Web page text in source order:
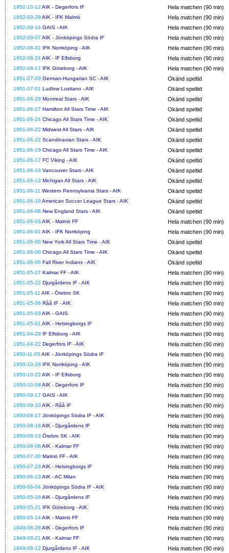
1952-10-12 AIK - Degerfors IF Hela matchen (90 min)
1952-09-28 AIK - IFK Malmö Hela matchen (90 min)
1952-09-14 GAIS - AIK Hela matchen (90 min)
1952-09-07 AIK - Jönköpings Södra IF Hela matchen (90 min)
1952-08-31 IFK Norrköping - AIK Hela matchen (90 min)
1952-08-24AIK - IF Elfsborg Hela matchen (90 min)
1952-08-17 IFK Göteborg - AIK Hela matchen (90 min)
1951-07-03 German-Hungarian SC - AIK Okänd speltid
1951-07-01 Ludlow Lusitano - AIK Okänd speltid
1951-06-29 Montreal Stars - AIK Okänd speltid
1951-06-27 Hamilton All Stars Time - AIK Okänd speltid
1951-06-24 Chicago All Stars Time - AIK Okänd speltid
1951-06-22 Midwest All Stars - AIK Okänd speltid
1951-06-22 Scandinavian Stars - AIK Okänd speltid
1951-06-19 Chicago All Stars Time - AIK Okänd speltid
1951-06-17 FC Viking - AIK Okänd speltid
1951-06-16 Vancouver Stars - AIK Okänd speltid
1951-06-13 Michigan All Stars - AIK Okänd speltid
1951-06-11 Western Pennsylvania Stars - AIK Okänd speltid
1951-06-10American Soccer League Stars - AIK Okänd speltid
1951-06-08 New England Stars - AIK Okänd speltid
1951-06-03 AIK - Malmö FF Hela matchen (90 min)
1951-06-01 AIK - IFK Norrköping Hela matchen (90 min)
1951-06-00 New York All Stars Time - AIK Okänd speltid
1951-06-00 Chicago All Stars Time - AIK Okänd speltid
1951-06-00 Fall River Indians - AIK Okänd speltid
1951-05-27 Kalmar FF - AIK Hela matchen (90 min)
1951-05-22 Djurgårdens IF - AIK Hela matchen (90 min)
1951-05-11 AIK - Örebro SK Hela matchen (90 min)
1951-05-06 Råå IF - AIK Hela matchen (90 min)
1951-05-03 AIK - GAIS Hela matchen (90 min)
1951-05-01 AIK - Helsingborgs IF Hela matchen (90 min)
1951-04-29 IF Elfsborg - AIK Hela matchen (90 min)
1951-04-22 Degerfors IF - AIK Hela matchen (90 min)
1950-11-05AIK - Jönköpings Södra IF Hela matchen (90 min)
1950-10-29 IFK Norrköping - AIK Hela matchen (90 min)
1950-10-22 AIK - IF Elfsborg Hela matchen (90 min)
1950-10-08 AIK - Degerfors IF Hela matchen (90 min)
1950-09-17 GAIS - AIK Hela matchen (90 min)
1950-09-10AIK - Råå IF Hela matchen (90 min)
1950-08-27 Jönköpings Södra IF - AIK Hela matchen (90 min)
1950-08-18 AIK - Djurgårdens IF Hela matchen (90 min)
1950-08-13 Örebro SK - AIK Hela matchen (90 min)
1950-08-06 AIK - Kalmar FF Hela matchen (90 min)
1950-07-30 Malmö FF - AIK Hela matchen (90 min)
1950-07-23 AIK - Helsingborgs IF Hela matchen (90 min)
1950-06-13 AIK - AC Milan Hela matchen (90 min)
1950-06-04 Jönköpings Södra IF - AIK Hela matchen (90 min)
1950-05-26 AIK - Djurgårdens IF Hela matchen (90 min)
1950-05-21 IFK Göteborg - AIK Hela matchen (90 min)
1950-05-14AIK - Malmö FF Hela matchen (90 min)
1949-08-28 AIK - Degerfors IF Hela matchen (90 min)
1949-08-21 AIK - Kalmar FF Hela matchen (90 min)
1949-08-12 Djurgårdens IF - AIK Hela matchen (90 min)